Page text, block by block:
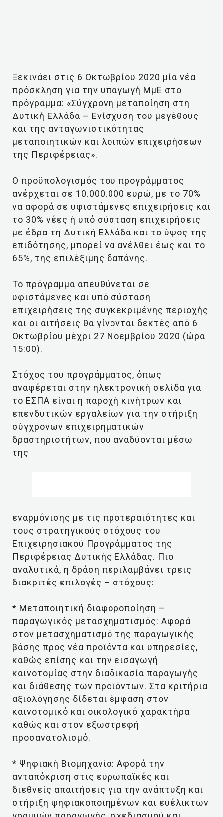
Ξεκινάει στις 6 Οκτωβρίου 2020 μία νέα
πρόσκληση για την υπαγωγή ΜμΕ στο
πρόγραμμα: «Σύγχρονη μεταποίηση στη
Δυτική Ελλάδα – Ενίσχυση του μεγέθους
και της ανταγωνιστικότητας
μεταποιητικών και λοιπών επιχειρήσεων
της Περιφέρειας».
Ο προϋπολογισμός του προγράμματος
ανέρχεται σε 10.000.000 ευρώ, με το 70%
να αφορά σε υφιστάμενες επιχειρήσεις και
το 30% νέες ή υπό σύσταση επιχειρήσεις
με έδρα τη Δυτική Ελλάδα και το ύψος της
επιδότησης, μπορεί να ανέλθει έως και το
65%, της επιλέξιμης δαπάνης.
Το πρόγραμμα απευθύνεται σε
υφιστάμενες και υπό σύσταση
επιχειρήσεις της συγκεκριμένης περιοχής
και οι αιτήσεις θα γίνονται δεκτές από 6
Οκτωβρίου μέχρι 27 Νοεμβρίου 2020 (ώρα
15:00).
Στόχος του προγράμματος, όπως
αναφέρεται στην ηλεκτρονική σελίδα για
το ΕΣΠΑ είναι η παροχή κινήτρων και
επενδυτικών εργαλείων για την στήριξη
σύγχρονων επιχειρηματικών
δραστηριοτήτων, που αναδύονται μέσω
της
εναρμόνισης με τις προτεραιότητες και
τους στρατηγικούς στόχους του
Επιχειρησιακού Προγράμματος της
Περιφέρειας Δυτικής Ελλάδας. Πιο
αναλυτικά, η δράση περιλαμβάνει τρεις
διακριτές επιλογές – στόχους:
* Μεταποιητική διαφοροποίηση –
παραγωγικός μετασχηματισμός: Αφορά
στον μετασχηματισμό της παραγωγικής
βάσης προς νέα προϊόντα και υπηρεσίες,
καθώς επίσης και την εισαγωγή
καινοτομίας στην διαδικασία παραγωγής
και διάθεσης των προϊόντων. Στα κριτήρια
αξιολόγησης δίδεται έμφαση στον
καινοτομικό και οικολογικό χαρακτήρα
καθώς και στον εξωστρεφή
προσανατολισμό.
* Ψηφιακή Βιομηχανία: Αφορά την
ανταπόκριση στις ευρωπαϊκές και
διεθνείς απαιτήσεις για την ανάπτυξη και
στήριξη ψηφιακοποιημένων και ευέλικτων